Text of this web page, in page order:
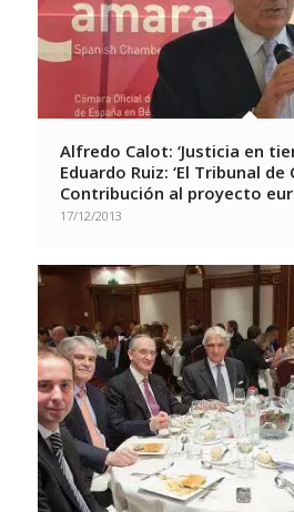
Alfredo Calot: ‘Justicia en
Eduardo Ruiz: ‘El Tribunal de
Contribución al proyecto
17/12/2013